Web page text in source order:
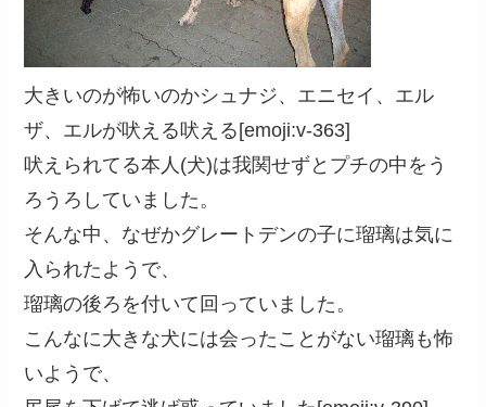
大きいのが怖いのかシュナジ、エニセイ、エル
ザ、エルが吠える吠える[emoji:v-363]
吠えられてる本人(犬)は我関せずとプチの中をう
ろうろしていました。
そんな中、なぜかグレートデンの子に瑠璃は気に
入られたようで、
瑠璃の後ろを付いて回っていました。
こんなに大きな犬には会ったことがない瑠璃も怖
いようで、